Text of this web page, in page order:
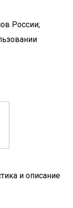
России;
и описание